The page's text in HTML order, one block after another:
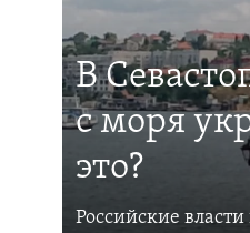
В
с моря
это?
Российские